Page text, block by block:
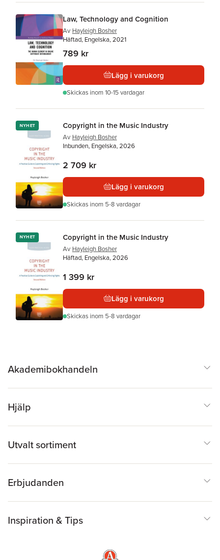
Law, Technology and Cognition
Av Hayleigh Bosher
Häftad, Engelska, 2021
789 kr
Lägg i varukorg
Skickas inom 10-15 vardagar
NYHET Copyright in the Music Industry
Av Hayleigh Bosher
Inbunden, Engelska, 2026
2 709 kr
Lägg i varukorg
Skickas inom 5-8 vardagar
NYHET Copyright in the Music Industry
Av Hayleigh Bosher
Häftad, Engelska, 2026
1 399 kr
Lägg i varukorg
Skickas inom 5-8 vardagar
Akademibokhandeln
Hjälp
Utvalt sortiment
Erbjudanden
Inspiration & Tips